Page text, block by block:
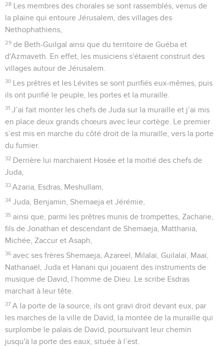
28 Les membres des chorales se sont rassemblés, venus de
la plaine qui entoure Jérusalem, des villages des
Nethophathiens,
29 de Beth-Guilgal ainsi que du territoire de Guéba et
d'Azmaveth. En effet, les musiciens s'étaient construit des
villages autour de Jérusalem.
30 Les prêtres et les Lévites se sont purifiés eux-mêmes, puis
ils ont purifié le peuple, les portes et la muraille.
31 J’ai fait monter les chefs de Juda sur la muraille et j’ai mis
en place deux grands chœurs avec leur cortège. Le premier
s’est mis en marche du côté droit de la muraille, vers la porte
du fumier.
32 Derrière lui marchaient Hosée et la moitié des chefs de
Juda,
33 Azaria, Esdras, Meshullam,
34 Juda, Benjamin, Shemaeja et Jérémie,
35 ainsi que, parmi les prêtres munis de trompettes, Zacharie,
fils de Jonathan et descendant de Shemaeja, Matthania,
Michée, Zaccur et Asaph,
36 avec ses frères Shemaeja, Azareel, Milalaï, Guilalaï, Maaï,
Nathanaël, Juda et Hanani qui jouaient des instruments de
musique de David, l’homme de Dieu. Le scribe Esdras
marchait à leur tête.
37 A la porte de la source, ils ont gravi droit devant eux, par
les marches de la ville de David, la montée de la muraille qui
surplombe le palais de David, poursuivant leur chemin
jusqu'à la porte des eaux, située à l’est.